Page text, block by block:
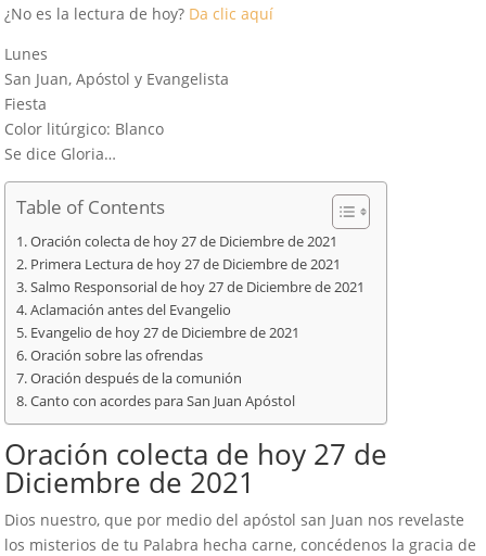
¿No es la lectura de hoy? Da clic aquí
Lunes
San Juan, Apóstol y Evangelista
Fiesta
Color litúrgico: Blanco
Se dice Gloria…
Table of Contents
Oración colecta de hoy 27 de Diciembre de 2021
Primera Lectura de hoy 27 de Diciembre de 2021
Salmo Responsorial de hoy 27 de Diciembre de 2021
Aclamación antes del Evangelio
Evangelio de hoy 27 de Diciembre de 2021
Oración sobre las ofrendas
Oración después de la comunión
Canto con acordes para San Juan Apóstol
Oración colecta de hoy 27 de
Diciembre de 2021
Dios nuestro, que por medio del apóstol san Juan nos revelaste
los misterios de tu Palabra hecha carne, concédenos la gracia de